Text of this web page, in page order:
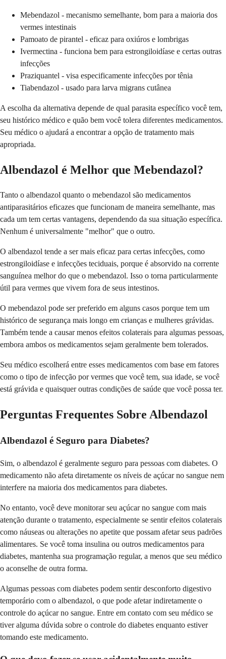
Mebendazol - mecanismo semelhante, bom para a maioria dos
vermes intestinais
Pamoato de pirantel - eficaz para oxiúros e lombrigas
Ivermectina - funciona bem para estrongiloidíase e certas outras
infecções
Praziquantel - visa especificamente infecções por tênia
Tiabendazol - usado para larva migrans cutânea
A escolha da alternativa depende de qual parasita específico você tem,
seu histórico médico e quão bem você tolera diferentes medicamentos.
Seu médico o ajudará a encontrar a opção de tratamento mais
apropriada.
Albendazol é Melhor que Mebendazol?
Tanto o albendazol quanto o mebendazol são medicamentos
antiparasitários eficazes que funcionam de maneira semelhante, mas
cada um tem certas vantagens, dependendo da sua situação específica.
Nenhum é universalmente "melhor" que o outro.
O albendazol tende a ser mais eficaz para certas infecções, como
estrongiloidíase e infecções teciduais, porque é absorvido na corrente
sanguínea melhor do que o mebendazol. Isso o torna particularmente
útil para vermes que vivem fora de seus intestinos.
O mebendazol pode ser preferido em alguns casos porque tem um
histórico de segurança mais longo em crianças e mulheres grávidas.
Também tende a causar menos efeitos colaterais para algumas pessoas,
embora ambos os medicamentos sejam geralmente bem tolerados.
Seu médico escolherá entre esses medicamentos com base em fatores
como o tipo de infecção por vermes que você tem, sua idade, se você
está grávida e quaisquer outras condições de saúde que você possa ter.
Perguntas Frequentes Sobre Albendazol
Albendazol é Seguro para Diabetes?
Sim, o albendazol é geralmente seguro para pessoas com diabetes. O
medicamento não afeta diretamente os níveis de açúcar no sangue nem
interfere na maioria dos medicamentos para diabetes.
No entanto, você deve monitorar seu açúcar no sangue com mais
atenção durante o tratamento, especialmente se sentir efeitos colaterais
como náuseas ou alterações no apetite que possam afetar seus padrões
alimentares. Se você toma insulina ou outros medicamentos para
diabetes, mantenha sua programação regular, a menos que seu médico
o aconselhe de outra forma.
Algumas pessoas com diabetes podem sentir desconforto digestivo
temporário com o albendazol, o que pode afetar indiretamente o
controle do açúcar no sangue. Entre em contato com seu médico se
tiver alguma dúvida sobre o controle do diabetes enquanto estiver
tomando este medicamento.